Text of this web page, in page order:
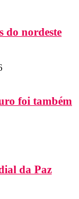
do nordeste
foi também
da Paz